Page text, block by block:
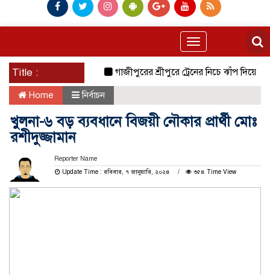
Toggle
navigation
Title : গাজীপুরের শ্রীপুরে ট্রেনের নিচে ঝাঁপ দিয়ে
Home নির্বাচন
খুলনা-৬ বড় ব্যবধানে বিজয়ী নৌকার প্রার্থী মোঃ
রশীদুজ্জামান
Reporter Name
Update Time : রবিবার, ৭ জানুয়ারি, ২০২৪
৩৫৪ Time View